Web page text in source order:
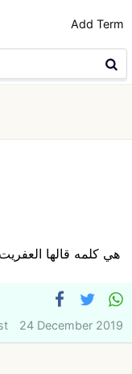
Add Term
هي كلمه قالها
24 December 2019